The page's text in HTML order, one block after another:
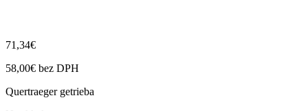
71,34€
58,00€ bez DPH
Quertraeger getrieba